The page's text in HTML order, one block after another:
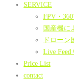
SERVICE
FPV・
国産機に
ドロー
Live Feed
Price List
contact